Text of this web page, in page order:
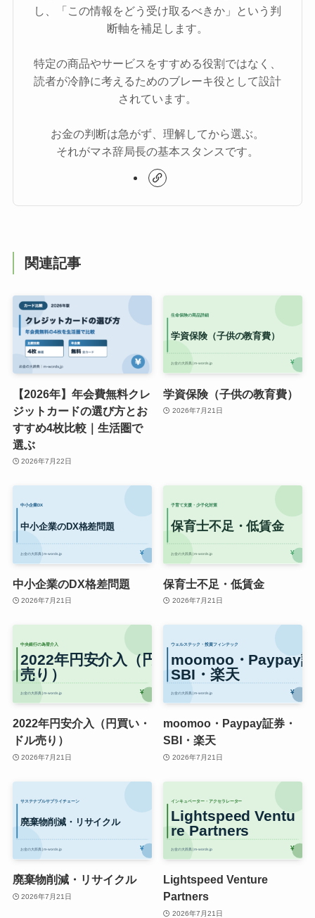
し、「この情報をどう受け取るべきか」という判
断軸を補足します。
特定の商品やサービスをすすめる役割ではなく、
読者が冷静に考えるためのブレーキ役として設計
されています。
お金の判断は急がず、理解してから選ぶ。
それがマネ辞局長の基本スタンスです。
関連記事
【2026年】年会費無料クレ
ジットカードの選び方とお
すすめ4枚比較｜生活圏で
選ぶ
2026年7月22日
学資保険（子供の教育費）
2026年7月21日
中小企業のDX格差問題
2026年7月21日
保育士不足・低賃金
2026年7月21日
2022年円安介入（円買い・
ドル売り）
2026年7月21日
moomoo・Paypay証券・
SBI・楽天
2026年7月21日
廃棄物削減・リサイクル
2026年7月21日
Lightspeed Venture
Partners
2026年7月21日